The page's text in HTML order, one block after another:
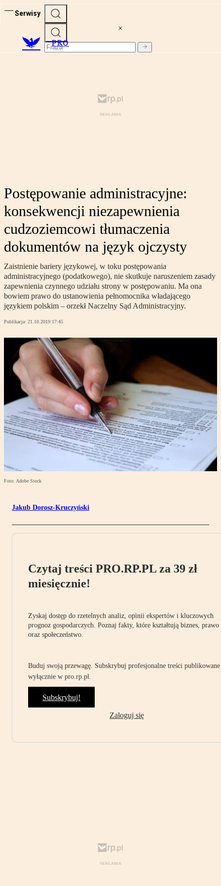
Serwisy
PRO
Postępowanie administracyjne:
konsekwencji niezapewnienia
cudzoziemcowi tłumaczenia
dokumentów na język ojczysty
Zaistnienie bariery językowej, w toku postępowania
administracyjnego (podatkowego), nie skutkuje naruszeniem zasady
zapewnienia czynnego udziału strony w postępowaniu. Ma ona
bowiem prawo do ustanowienia pełnomocnika władającego
językiem polskim – orzekł Naczelny Sąd Administracyjny.
Publikacja: 21.10.2019 17:45
Foto: Adobe Stock
Jakub Dorosz-Kruczyński
Czytaj treści PRO.RP.PL za 39 zł
miesięcznie!
Zyskaj dostęp do rzetelnych analiz, opinii ekspertów i kluczowych
prognoz gospodarczych. Poznaj fakty, które kształtują biznes, prawo
oraz społeczeństwo.
Buduj swoją przewagę. Subskrybuj profesjonalne treści publikowane
wyłącznie w pro.rp.pl.
Subskrybuj!
Zaloguj się